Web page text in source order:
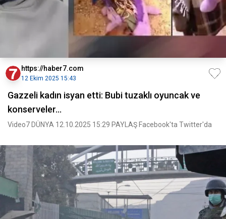
https://haber7.com
12 Ekim 2025 15:43
Gazzeli kadın isyan etti: Bubi tuzaklı oyuncak ve
konserveler...
Video7 DÜNYA 12.10.2025 15:29 PAYLAŞ Facebook'ta Twitter'da